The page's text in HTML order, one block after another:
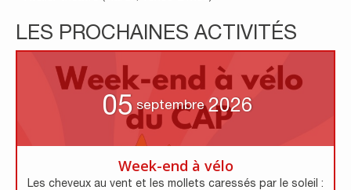
LES PROCHAINES ACTIVITÉS
05 septembre 2026
Week-end à vélo
Les cheveux au vent et les mollets caressés par le soleil :